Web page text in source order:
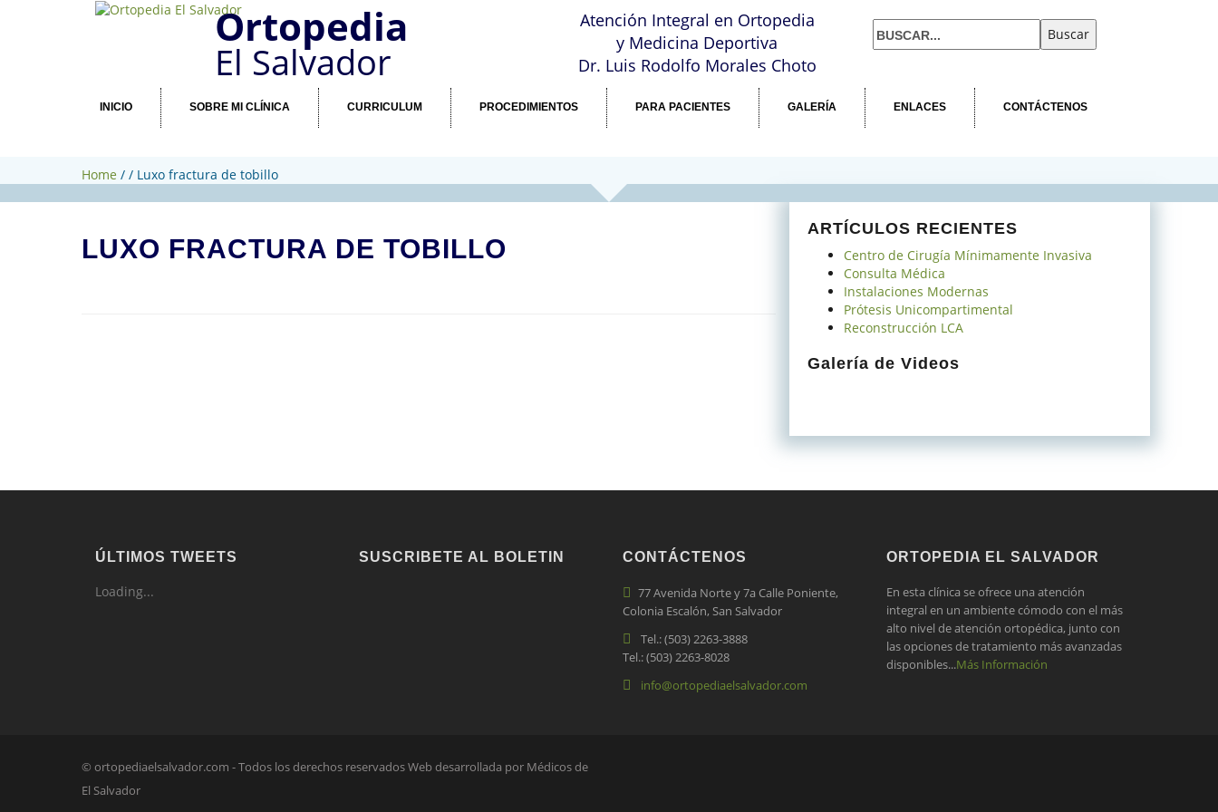
Ortopedia
El Salvador
Atención Integral en Ortopedia
y Medicina Deportiva
Dr. Luis Rodolfo Morales Choto
INICIO SOBRE MI CLÍNICA CURRICULUM PROCEDIMIENTOS PARA PACIENTES GALERÍA ENLACES CONTÁCTENOS
Home / / Luxo fractura de tobillo
LUXO FRACTURA DE TOBILLO
ARTÍCULOS RECIENTES
Centro de Cirugía Mínimamente Invasiva
Consulta Médica
Instalaciones Modernas
Prótesis Unicompartimental
Reconstrucción LCA
Galería de Videos
ÚLTIMOS TWEETS
Loading...
SUSCRIBETE AL BOLETIN CONTÁCTENOS
77 Avenida Norte y 7a Calle Poniente,
Colonia Escalón, San Salvador
Tel.: (503) 2263-3888
Tel.: (503) 2263-8028
info@ortopediaelsalvador.com
ORTOPEDIA EL SALVADOR
En esta clínica se ofrece una atención
integral en un ambiente cómodo con el más
alto nivel de atención ortopédica, junto con
las opciones de tratamiento más avanzadas
disponibles...Más Información
© ortopediaelsalvador.com - Todos los derechos reservados Web desarrollada por Médicos de
El Salvador